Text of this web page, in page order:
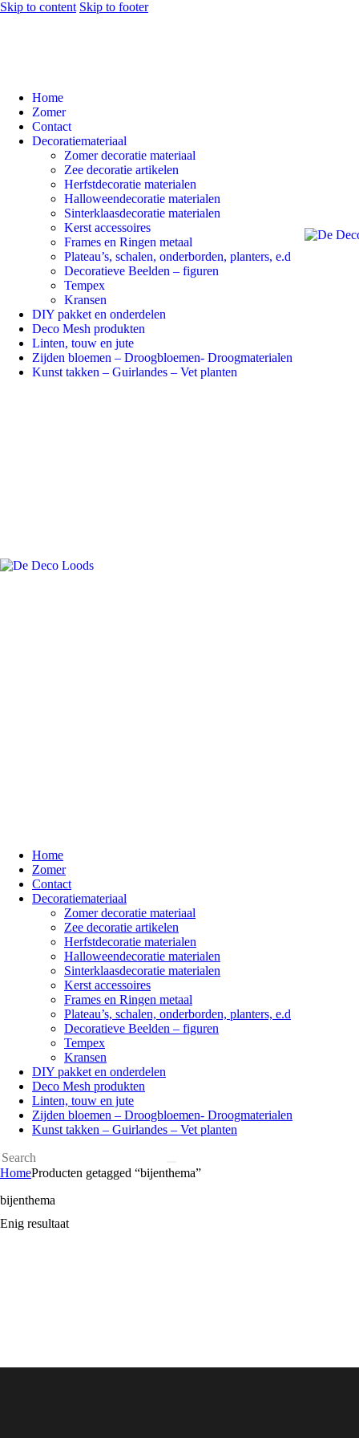
Skip to content Skip to footer
Home
Zomer
Contact
Decoratiemateriaal
Zomer decoratie materiaal
Zee decoratie artikelen
Herfstdecoratie materialen
Halloweendecoratie materialen
Sinterklaasdecoratie materialen
Kerst accessoires
Frames en Ringen metaal
Plateau’s, schalen, onderborden, planters, e.d
Decoratieve Beelden – figuren
Tempex
Kransen
DIY pakket en onderdelen
Deco Mesh produkten
Linten, touw en jute
Zijden bloemen – Droogbloemen- Droogmaterialen
Kunst takken – Guirlandes – Vet planten
Home
Zomer
Contact
Decoratiemateriaal
Zomer decoratie materiaal
Zee decoratie artikelen
Herfstdecoratie materialen
Halloweendecoratie materialen
Sinterklaasdecoratie materialen
Kerst accessoires
Frames en Ringen metaal
Plateau’s, schalen, onderborden, planters, e.d
Decoratieve Beelden – figuren
Tempex
Kransen
DIY pakket en onderdelen
Deco Mesh produkten
Linten, touw en jute
Zijden bloemen – Droogbloemen- Droogmaterialen
Kunst takken – Guirlandes – Vet planten
HomeProducten getagged “bijenthema”
bijenthema
Enig resultaat